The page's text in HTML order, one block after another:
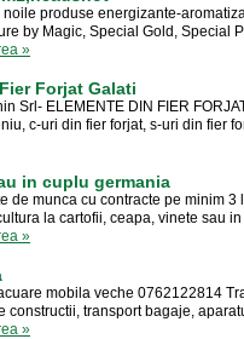
noile produse energizante-
by Magic, Special Gold, Special
»
Forjat Galati
Srl- ELEMENTE DIN FIER
c-uri din fier forjat, s-uri din fier
in cuplu germania
de munca cu contracte pe minim
la cartofii, ceapa, vinete sau
»
mobila veche 0762122814
constructii, transport bagaje,
»